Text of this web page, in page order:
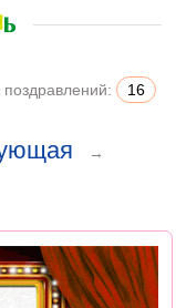
поздравлений: 16
→